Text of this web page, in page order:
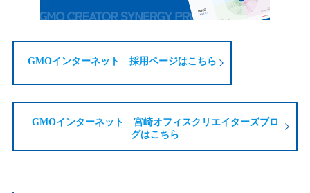
GMOインターネット 採用ページはこちら
GMOインターネット 宮崎オフィスクリエイターズブロ
グはこちら